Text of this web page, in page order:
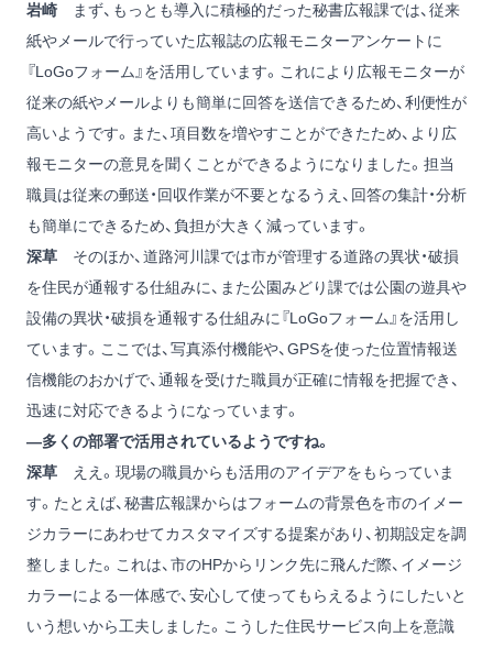
岩崎 まず、もっとも導入に積極的だった秘書広報課では、従来
紙やメールで行っていた広報誌の広報モニターアンケートに
『LoGoフォーム』を活用しています。これにより広報モニターが
従来の紙やメールよりも簡単に回答を送信できるため、利便性が
高いようです。また、項目数を増やすことができたため、より広
報モニターの意見を聞くことができるようになりました。担当
職員は従来の郵送・回収作業が不要となるうえ、回答の集計・分析
も簡単にできるため、負担が大きく減っています。
深草 そのほか、道路河川課では市が管理する道路の異状・破損
を住民が通報する仕組みに、また公園みどり課では公園の遊具や
設備の異状・破損を通報する仕組みに『LoGoフォーム』を活用し
ています。ここでは、写真添付機能や、GPSを使った位置情報送
信機能のおかげで、通報を受けた職員が正確に情報を把握でき、
迅速に対応できるようになっています。
―多くの部署で活用されているようですね。
深草 ええ。現場の職員からも活用のアイデアをもらっていま
す。たとえば、秘書広報課からはフォームの背景色を市のイメー
ジカラーにあわせてカスタマイズする提案があり、初期設定を調
整しました。これは、市のHPからリンク先に飛んだ際、イメージ
カラーによる一体感で、安心して使ってもらえるようにしたいと
いう想いから工夫しました。こうした住民サービス向上を意識